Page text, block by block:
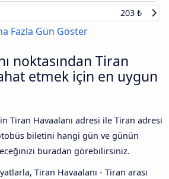
203 ₺
Fazla Gün Göster
noktasından Tiran
etmek için en uygun
Tiran Havaalanı adresi ile Tiran adresi
biletini hangi gün ve günün
buradan görebilirsiniz.
Tiran Havaalanı - Tiran arası